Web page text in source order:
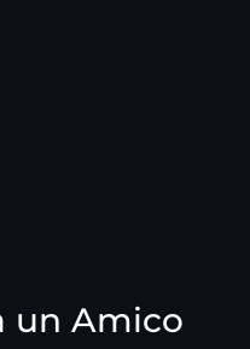
un Amico